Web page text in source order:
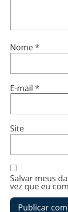
Nome*
E-mail *
Site
Salvar meus
vez que eu